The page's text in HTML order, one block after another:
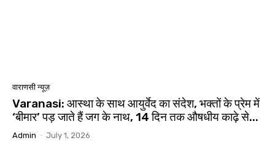
वाराणसी न्यूज़
Varanasi: आस्था के साथ आयुर्वेद का संदेश, भक्तों के प्रेम में
‘बीमार’ पड़ जाते हैं जग के नाथ, 14 दिन तक औषधीय काढ़े से...
Admin - July 1, 2026